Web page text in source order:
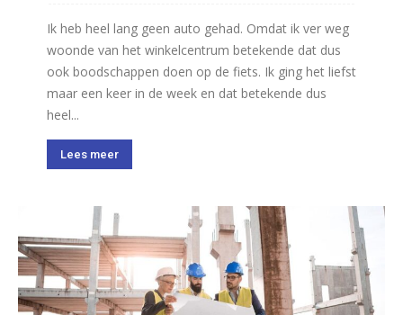
Ik heb heel lang geen auto gehad. Omdat ik ver weg
woonde van het winkelcentrum betekende dat dus
ook boodschappen doen op de fiets. Ik ging het liefst
maar een keer in de week en dat betekende dus
heel...
Lees meer